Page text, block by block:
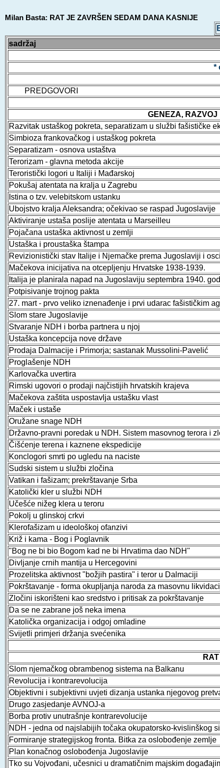
Milan Basta: RAT JE ZAVRŠEN SEDAM DANA KASNIJE
sadržaj
*
PREDGOVORI
GENEZA, RAZVOJ
Razvitak ustaškog pokreta, separatizam u službi fašističke
Simbioza frankovačkog i ustaškog pokreta
Separatizam - osnova ustaštva
Terorizam - glavna metoda akcije
Teroristički logori u Italiji i Mađarskoj
Pokušaj atentata na kralja u Zagrebu
Istina o tzv. velebitskom ustanku
Ubojstvo kralja Aleksandra; očekivao se raspad Jugoslavije
Aktiviranje ustaša poslije atentata u Marseilleu
Pojačana ustaška aktivnost u zemlji
Ustaška i proustaška štampa
Revizionistički stav Italije i Njemačke prema Jugoslaviji i
Mačekova inicijativa na otcepljenju Hrvatske 1938-1939.
Italija je planirala napad na Jugoslaviju septembra 1940.
Potpisivanje trojnog pakta
27. mart - prvo veliko iznenađenje i prvi udarac fašističkim
Slom stare Jugoslavije
Stvaranje NDH i borba partnera u njoj
Ustaška koncepcija nove države
Prodaja Dalmacije i Primorja; sastanak Mussolini-Pavelić
Proglašenje NDH
Karlovačka uvertira
Rimski ugovori o prodaji najčistijih hrvatskih krajeva
Mačekova zaštita uspostavlja ustašku vlast
Maček i ustaše
Oružane snage NDH
Državno-pravni poredak u NDH. Sistem masovnog terora i
Čišćenje terena i kaznene ekspedicije
Konclogori smrti po ugledu na naciste
Sudski sistem u službi zločina
Vatikan i fašizam; prekrštavanje Srba
Katolički kler u službi NDH
Učešće nižeg klera u teroru
Pokolj u glinskoj crkvi
Klerofašizam u ideološkoj ofanzivi
Križ i kama - Bog i Poglavnik
"Bog ne bi bio Bogom kad ne bi Hrvatima dao NDH"
Divljanje crnih mantija u Hercegovini
Prozelitska aktivnost "božjih pastira" i teror u Dalmaciji
Pokrštavanje - forma okupljanja naroda za masovnu
Zločini iskorišteni kao sredstvo i pritisak za pokrštavanje
Da se ne zabrane još neka imena
Katolička organizacija i odgoj omladine
Svijetli primjeri držanja svećenika
Slom njemačkog obrambenog sistema na Balkanu
Revolucija i kontrarevolucija
Objektivni i subjektivni uvjeti dizanja ustanka njegovog
Drugo zasjedanje AVNOJ-a
Borba protiv unutrašnje kontrarevolucije
NDH - jedna od najslabijih točaka okupatorsko-kvislinškog
Formiranje strategijskog fronta. Bitka za oslobođenje zemlje
Plan konačnog oslobođenja Jugoslavije
Tko su Vojvođani, učesnici u dramatičnim majskim